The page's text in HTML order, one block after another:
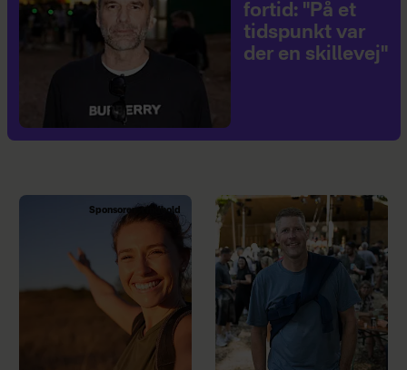
fortid: "På et
tidspunkt var
der en skillevej"
Sponsoreret indhold